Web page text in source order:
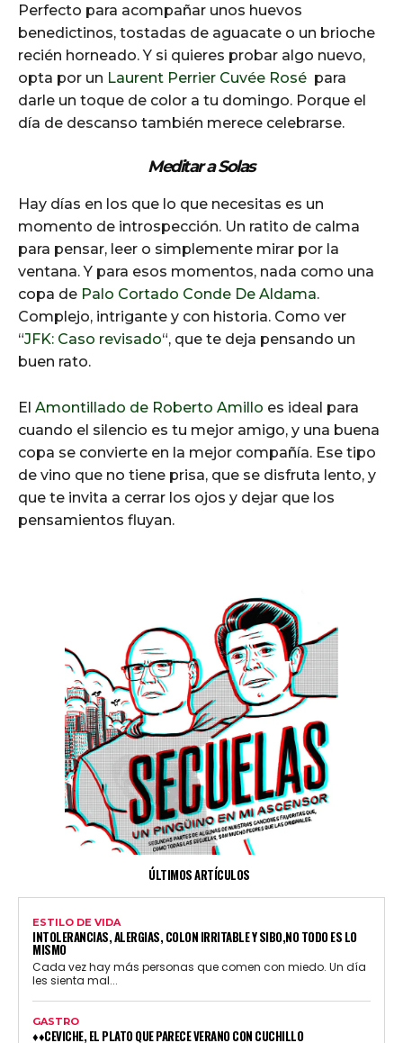
Perfecto para acompañar unos huevos
benedictinos, tostadas de aguacate o un brioche
recién horneado. Y si quieres probar algo nuevo,
opta por un Laurent Perrier Cuvée Rosé para
darle un toque de color a tu domingo. Porque el
día de descanso también merece celebrarse.
Meditar a Solas
Hay días en los que lo que necesitas es un
momento de introspección. Un ratito de calma
para pensar, leer o simplemente mirar por la
ventana. Y para esos momentos, nada como una
copa de Palo Cortado Conde De Aldama.
Complejo, intrigante y con historia. Como ver
“JFK: Caso revisado“, que te deja pensando un
buen rato.
El Amontillado de Roberto Amillo es ideal para
cuando el silencio es tu mejor amigo, y una buena
copa se convierte en la mejor compañía. Ese tipo
de vino que no tiene prisa, que se disfruta lento, y
que te invita a cerrar los ojos y dejar que los
pensamientos fluyan.
ÚLTIMOS ARTÍCULOS
ESTILO DE VIDA
INTOLERANCIAS, ALERGIAS, COLON IRRITABLE Y SIBO,NO TODO ES LO
MISMO
Cada vez hay más personas que comen con miedo. Un día
les sienta mal...
GASTRO
♦♦CEVICHE, EL PLATO QUE PARECE VERANO CON CUCHILLO